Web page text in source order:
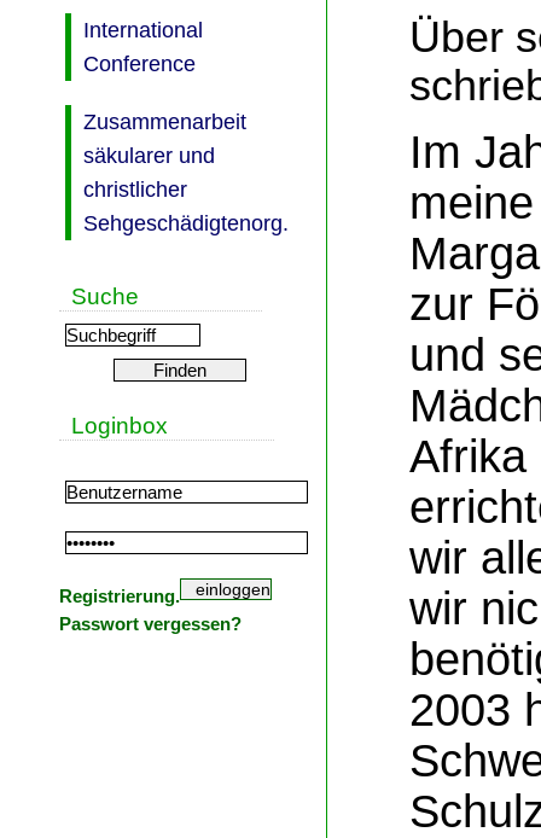
International
Conference
Zusammenarbeit
säkularer und
christlicher
Sehgeschädigtenorg.
Suche
Loginbox
Registrierung.
Passwort vergessen?
Über
Im
zur
und
Afrika
wir
wir
2003